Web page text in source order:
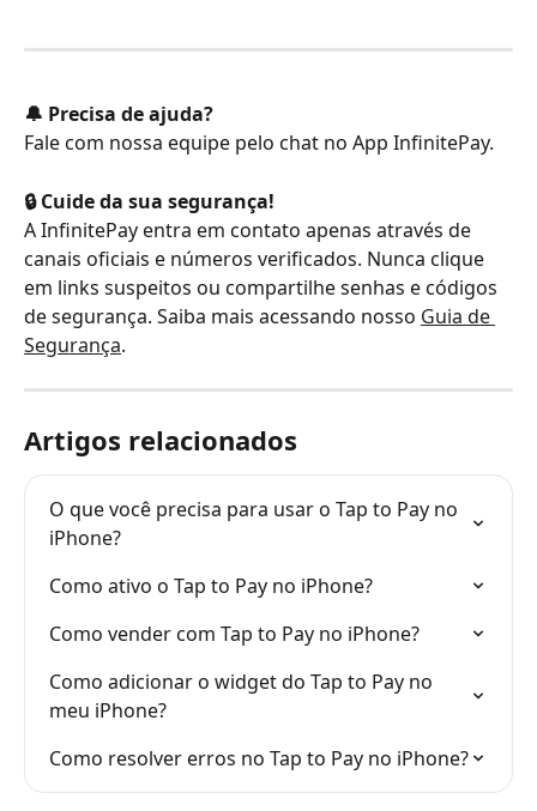
🔔 Precisa de ajuda?
Fale com nossa equipe pelo chat no App InfinitePay.
🔒 Cuide da sua segurança!
A InfinitePay entra em contato apenas através de
canais oficiais e números verificados. Nunca clique
em links suspeitos ou compartilhe senhas e códigos
de segurança. Saiba mais acessando nosso Guia de
Segurança.
Artigos relacionados
O que você precisa para usar o Tap to Pay no
iPhone?
Como ativo o Tap to Pay no iPhone?
Como vender com Tap to Pay no iPhone?
Como adicionar o widget do Tap to Pay no
meu iPhone?
Como resolver erros no Tap to Pay no iPhone?